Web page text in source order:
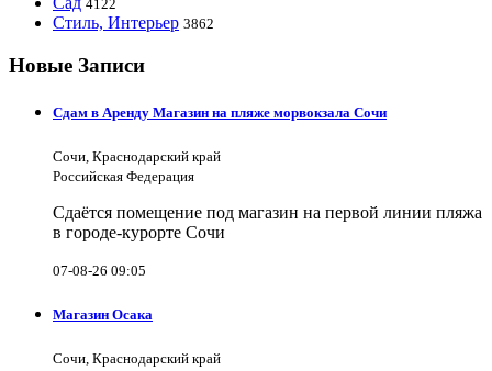
4122
Стиль, Интерьер 3862
Новые Записи
Сдам в Аренду Магазин на пляже морвокзала Сочи
Сочи, Краснодарский край
Российская Федерация
Сдаётся помещение под магазин на первой линии пляжа
в городе-курорте Сочи
07-08-26 09:05
Магазин Осака
Сочи, Краснодарский край